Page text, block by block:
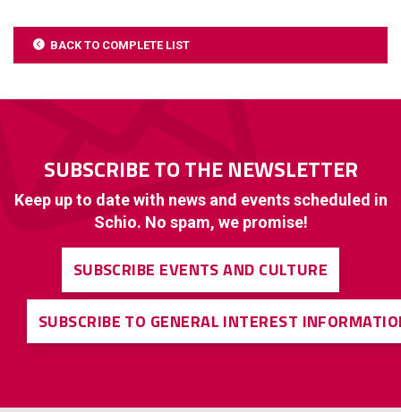
BACK TO COMPLETE LIST
SUBSCRIBE TO THE NEWSLETTER
Keep up to date with news and events scheduled in
Schio. No spam, we promise!
SUBSCRIBE EVENTS AND CULTURE
SUBSCRIBE TO GENERAL INTEREST